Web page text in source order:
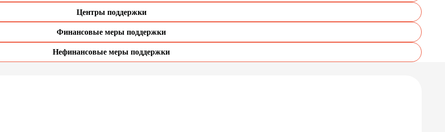
Центры поддержки
Финансовые меры поддержки
Нефинансовые меры поддержки